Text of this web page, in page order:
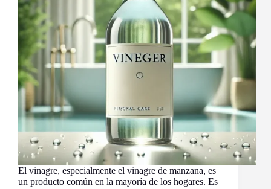
El vinagre, especialmente el vinagre de manzana, es
un producto común en la mayoría de los hogares. Es